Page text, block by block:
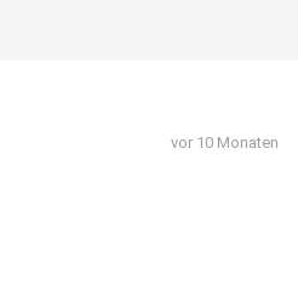
vor 10 Monaten